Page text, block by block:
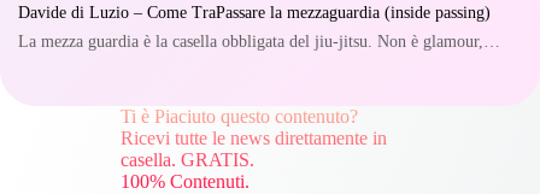
Davide di Luzio – Come TraPassare la mezzaguardia (inside passing)
La mezza guardia è la casella obbligata del jiu-jitsu. Non è glamour,…
Ti è Piaciuto questo contenuto?
Ricevi tutte le news direttamente in
casella. GRATIS.
100% Contenuti.